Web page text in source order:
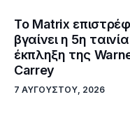
Το Matrix
βγαίνει η 5η
έκπληξη της
Carrey
7 ΑΥΓΟΎΣΤΟΥ, 2026